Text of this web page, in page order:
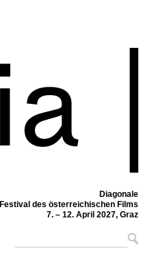
Diagonale
Festival des österreichischen Films
7. – 12. April 2027, Graz